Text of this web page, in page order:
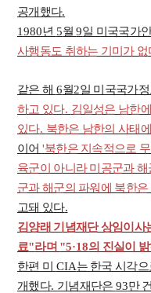
공개했다.
1980년 5월9일 미국국가
사행동도 취하는 기미가 없
같은 해 6월2일 미국국가
하고 있다. 김일성은 남한
있다. 북한은 남한의 사태
이어 '북한은 지속적으로
육군이 아니라 미공군과
군과 해군의 파워에 북한
고돼 있다.
김양래 기념재단 상임이사
료"라며 "5·18의 진실이
한편 미 CIA는 한국 시각으
개했다. 기념재단은 93만